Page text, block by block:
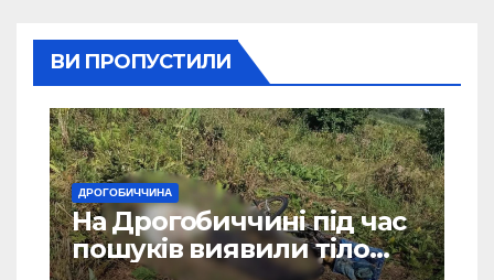
ВИ ПРОПУСТИЛИ
ДРОГОБИЧЧИНА
На Дрогобиччині під час
пошуків виявили тіло